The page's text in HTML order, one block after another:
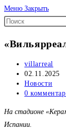
Меню Закрыть
Автор
записи:
villarreal
Запись
02.11.2025
Рубрика
записи:
Новости
записи:
0
На стадионе
Испании.